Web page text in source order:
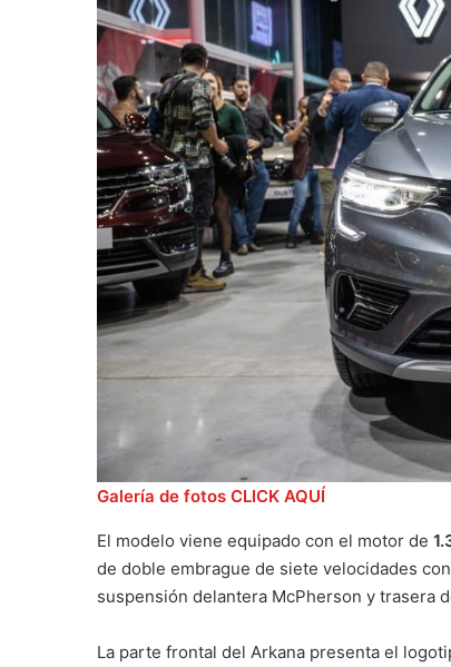
Galería de fotos CLICK AQUÍ
El modelo viene equipado con el motor de
de doble embrague de siete velocidades
suspensión delantera McPherson y trasera
La parte frontal del Arkana presenta el